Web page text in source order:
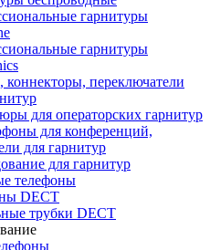
гарнитуры
гарнитуры
коннекторы, переключатели
для операторских гарнитур
для конференций,
для гарнитур
для гарнитур
телефоны
DECT
трубки DECT